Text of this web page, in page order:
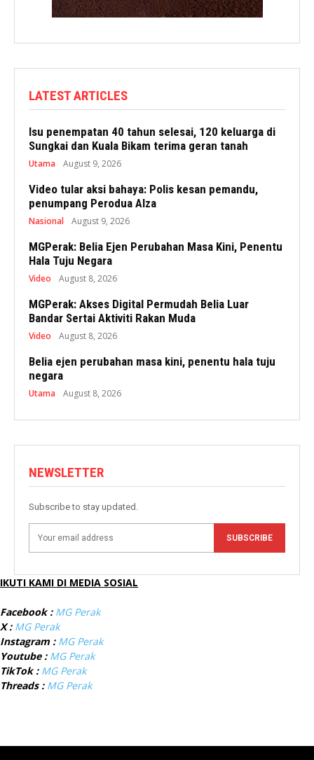
LATEST ARTICLES
Isu penempatan 40 tahun selesai, 120 keluarga di
Sungkai dan Kuala Bikam terima geran tanah
Utama August 9, 2026
Video tular aksi bahaya: Polis kesan pemandu,
penumpang Perodua Alza
Nasional August 9, 2026
MGPerak: Belia Ejen Perubahan Masa Kini, Penentu
Hala Tuju Negara
Video August 8, 2026
MGPerak: Akses Digital Permudah Belia Luar
Bandar Sertai Aktiviti Rakan Muda
Video August 8, 2026
Belia ejen perubahan masa kini, penentu hala tuju
negara
Utama August 8, 2026
NEWSLETTER
Subscribe to stay updated.
SUBSCRIBE
IKUTI KAMI DI MEDIA SOSIAL
Facebook : MG Perak
X : MG Perak
Instagram : MG Perak
Youtube : MG Perak
TikTok : MG Perak
Threads : MG Perak